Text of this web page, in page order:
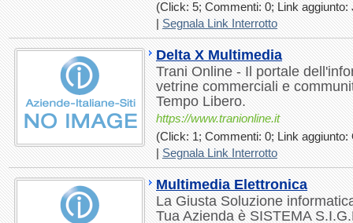
(Click: 5; Commenti: 0; Link aggiunto:
|Segnala Link Interrotto
Delta X Multimedia
Trani Online - Il portale
vetrine commerciali e
Tempo Libero.
https://www.tranionline.it
(Click: 1; Commenti: 0; Link aggiunto:
|Segnala Link Interrotto
Multimedia Elettronica
La Giusta Soluzione
Tua Azienda è SISTEMA